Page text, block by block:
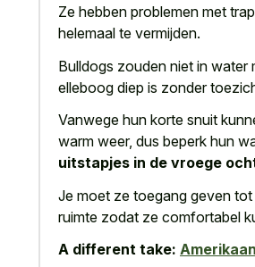
Ze hebben problemen met
helemaal te vermijden.
Bulldogs zouden niet in water
elleboog diep is zonder
Vanwege hun korte snuit
warm weer, dus beperk hun
uitstapjes in de vroege
Je moet ze toegang geven
ruimte zodat ze comfortabel
A different take: